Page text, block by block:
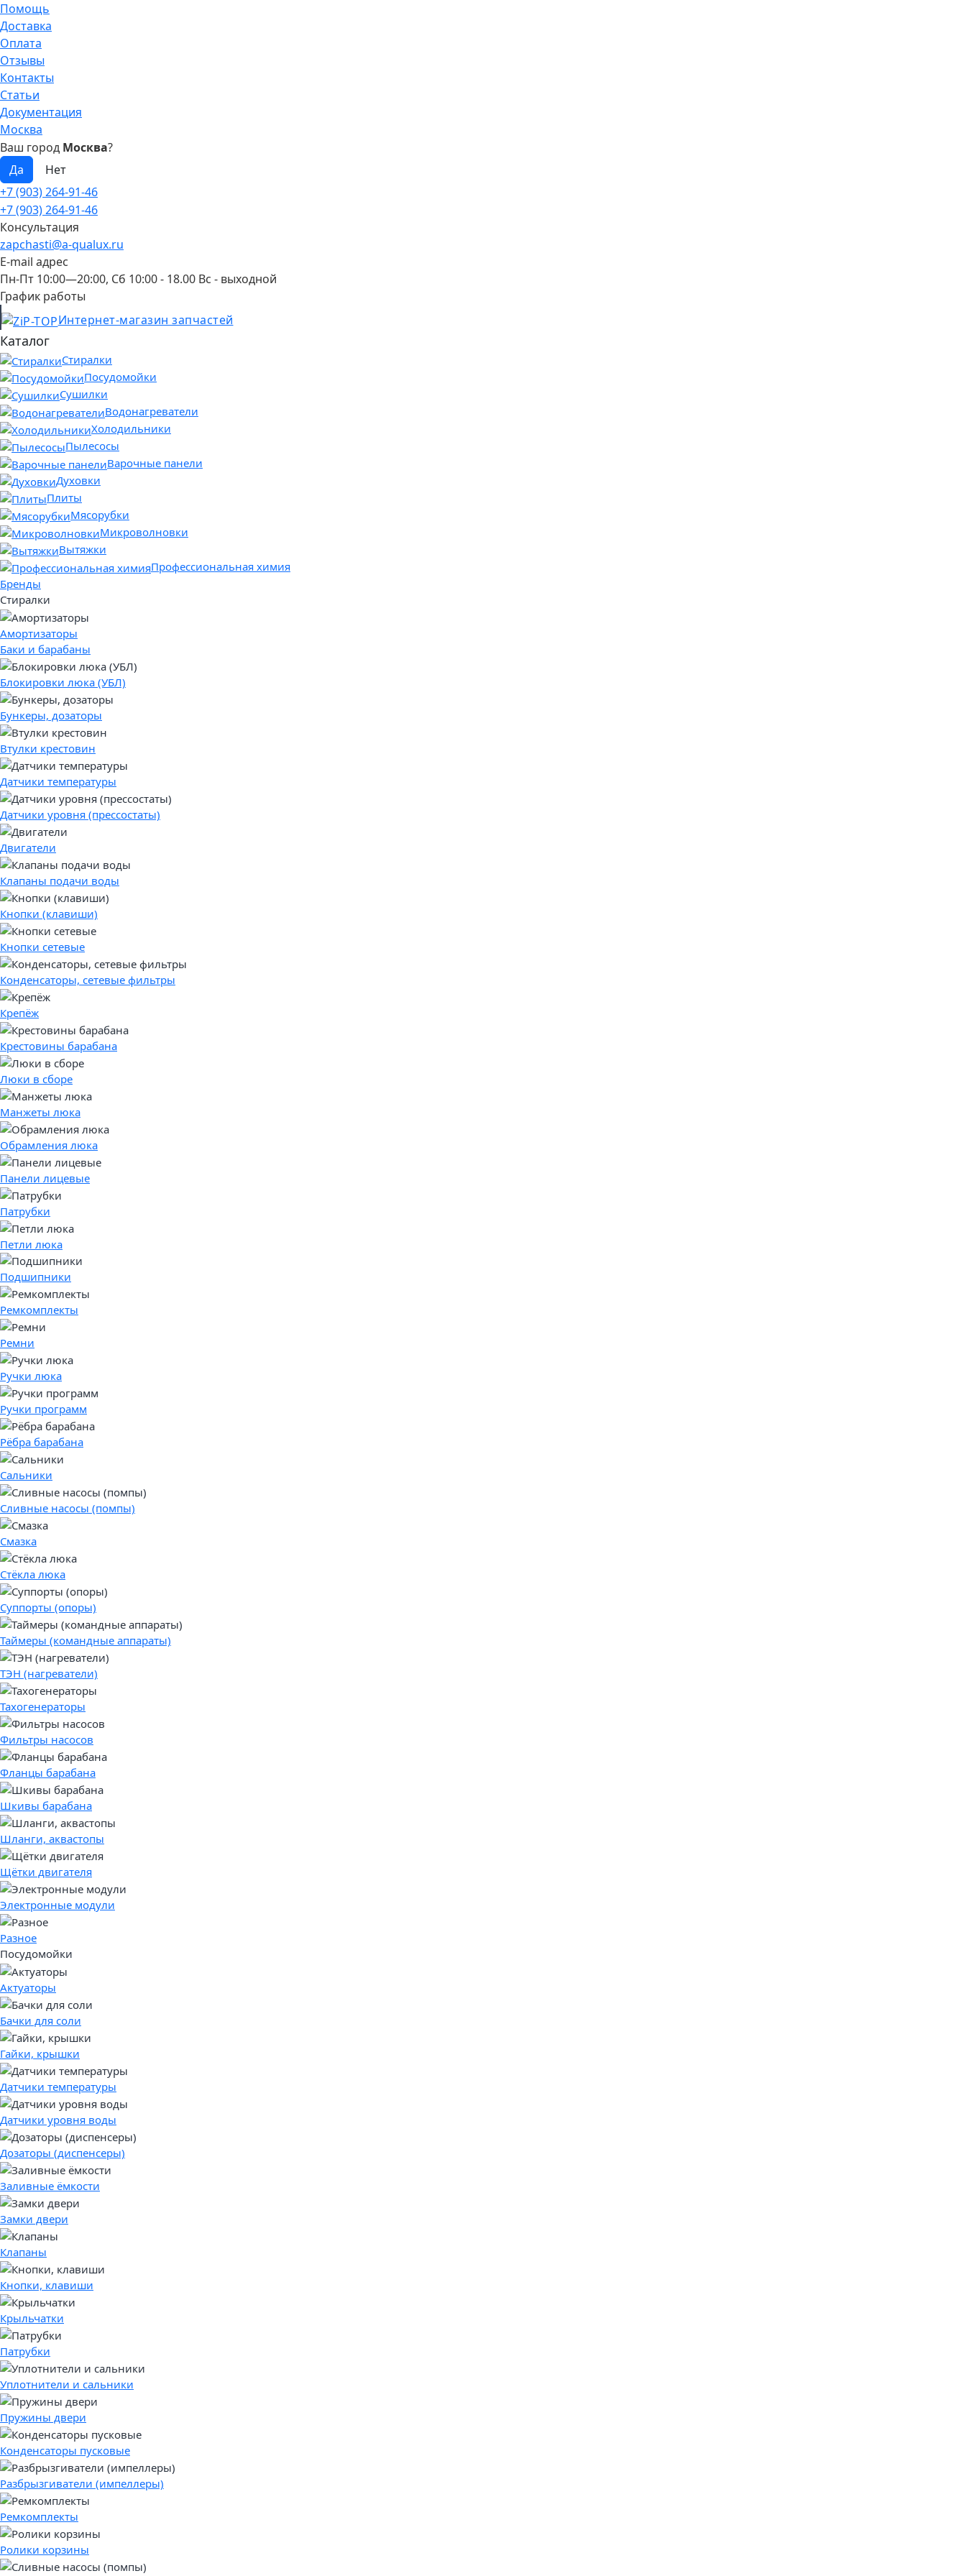
Помощь
Доставка
Оплата
Отзывы
Контакты
Статьи
Документация
Москва
Ваш город Москва?
+7 (903) 264-91-46
+7 (903) 264-91-46
Консультация
zapchasti@a-qualux.ru
E-mail адрес
Пн-Пт 10:00—20:00, Сб 10:00 - 18.00 Вс - выходной
График работы
Интернет-магазин запчастей
Каталог
Стиралки
Посудомойки
Сушилки
Водонагреватели
Холодильники
Пылесосы
Варочные панели
Духовки
Плиты
Мясорубки
Микроволновки
Вытяжки
Профессиональная химия
Бренды
Стиралки
Амортизаторы
Баки и барабаны
Блокировки люка (УБЛ)
Бункеры, дозаторы
Втулки крестовин
Датчики температуры
Датчики уровня (прессостаты)
Двигатели
Клапаны подачи воды
Кнопки (клавиши)
Кнопки сетевые
Конденсаторы, сетевые фильтры
Крепёж
Крестовины барабана
Люки в сборе
Манжеты люка
Обрамления люка
Панели лицевые
Патрубки
Петли люка
Подшипники
Ремкомплекты
Ремни
Ручки люка
Ручки программ
Рёбра барабана
Сальники
Сливные насосы (помпы)
Смазка
Стёкла люка
Суппорты (опоры)
Таймеры (командные аппараты)
ТЭН (нагреватели)
Тахогенераторы
Фильтры насосов
Фланцы барабана
Шкивы барабана
Шланги, аквастопы
Щётки двигателя
Электронные модули
Разное
Посудомойки
Актуаторы
Бачки для соли
Гайки, крышки
Датчики температуры
Датчики уровня воды
Дозаторы (диспенсеры)
Заливные ёмкости
Замки двери
Клапаны
Кнопки, клавиши
Крыльчатки
Патрубки
Уплотнители и сальники
Пружины двери
Конденсаторы пусковые
Разбрызгиватели (импеллеры)
Ремкомплекты
Ролики корзины